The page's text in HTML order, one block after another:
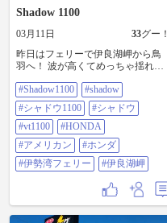
Shadow 1100
03月11日 33グー！
昨日はフェリーで伊良湖岬から鳥
羽へ！ 波が高くてめっちゃ揺れま
休憩！ #shadow1100 #shadow #シャ
ドウ1100 #シャドウ #VT1100
#HONDA #アメリカン #ホンダ #伊
勢湾フェリー #伊良湖岬
#Shadow1100
#shadow
#シャドウ1100
#シャドウ
#vt1100
#HONDA
#アメリカン
#ホンダ
#伊勢湾フェリー
#伊良湖岬